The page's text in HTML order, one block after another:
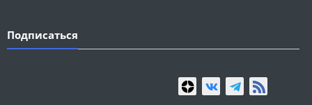
Подписаться